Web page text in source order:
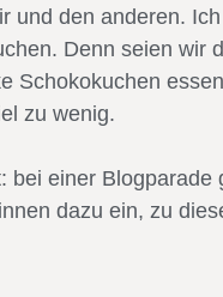
und den anderen.
Denn seien wir
Schokokuchen
zu wenig.
bei einer Blogparade
dazu ein, zu